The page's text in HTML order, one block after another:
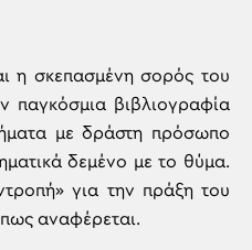
η σκεπασμένη σορός του
παγκόσμια βιβλιογραφία
με δράστη πρόσωπο
δεμένο με το θύμα.
για την πράξη του
αναφέρεται.